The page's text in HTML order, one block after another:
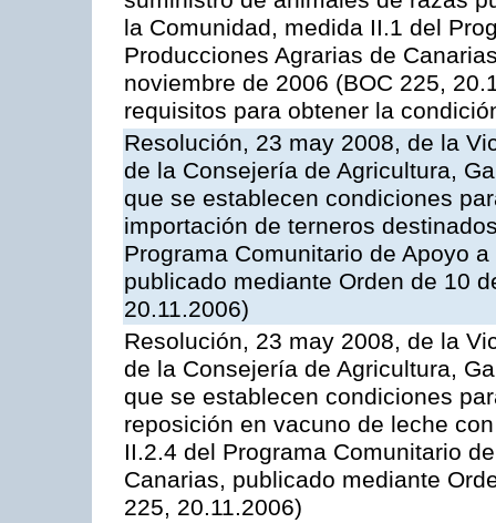
la Comunidad, medida II.1 del
Producciones Agrarias de
noviembre de 2006 (BOC 225,
requisitos para obtener la
Resolución, 23 may 2008, de la
de la Consejería de Agricultura,
que se establecen condiciones
importación de terneros
Programa Comunitario de Apoyo
publicado mediante Orden de 10
20.11.2006)
Resolución, 23 may 2008, de la
de la Consejería de Agricultura,
que se establecen condiciones
reposición en vacuno de leche
II.2.4 del Programa Comunitario
Canarias, publicado mediante
225, 20.11.2006)